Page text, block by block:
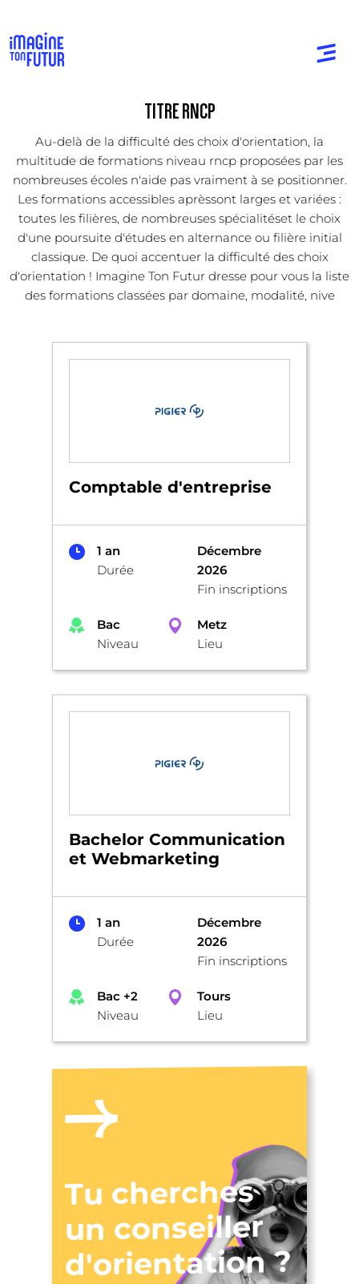
TITRE RNCP
Au-delà de la difficulté des choix d'orientation, la
multitude de formations niveau rncp proposées par les
nombreuses écoles n'aide pas vraiment à se positionner.
Les formations accessibles aprèssont larges et variées :
toutes les filières, de nombreuses spécialitéset le choix
d'une poursuite d'études en alternance ou filière initial
classique. De quoi accentuer la difficulté des choix
d'orientation ! Imagine Ton Futur dresse pour vous la liste
des formations classées par domaine, modalité, nive
Comptable d'entreprise
1 an
Durée
Décembre
2026
Fin inscriptions
Bac
Niveau
Metz
Lieu
Bachelor Communication
et Webmarketing
1 an
Durée
Décembre
2026
Fin inscriptions
Bac +2
Niveau
Tours
Lieu
Tu cherches
un conseiller
d'orientation ?